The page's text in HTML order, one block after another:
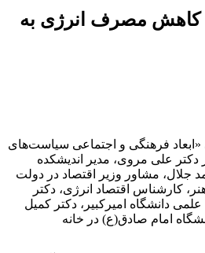
مصرف انرژی به
فرهنگی و اجتماعی سیاست‌های
دکتر علی مروی، مدیر اندیشکده
مشاور وزیر اقتصاد در دولت
کارشناس اقتصاد انرژی، دکتر
دانشگاه امیرکبیر، دکتر کمیل
امام صادق(ع) در خانه